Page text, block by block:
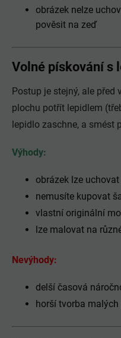
obrázek nelze
pověsit na zeď
Volné pískování s
Postup je stejný, ale
plochu potřít lepidlem
lepidlo zaschne, a smést
Výhody:
obrázek lze uchovat
nemusíte kupovat
vlastní originální
lze malovat na
Nevýhody:
delší časová
horší tvorba